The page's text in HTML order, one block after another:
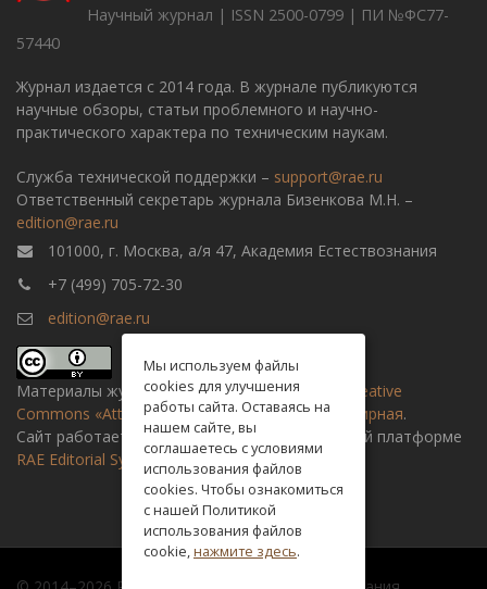
Научный журнал | ISSN 2500-0799 | ПИ №ФС77-
57440
Журнал издается с 2014 года. В журнале публикуются
научные обзоры, статьи проблемного и научно-
практического характера по техническим наукам.
Служба технической поддержки – support@rae.ru
Ответственный секретарь журнала Бизенкова М.Н. –
edition@rae.ru
101000, г. Москва, а/я 47, Академия Естествознания
+7 (499) 705-72-30
edition@rae.ru
Материалы журнала доступны полицензии Creative
Commons «Attribution» («Атрибуция») 4.0 Всемирная.
Сайт работает на универсальной издательской платформе
RAE Editorial System
Мы используем файлы
cookies для улучшения
работы сайта. Оставаясь на
нашем сайте, вы
соглашаетесь с условиями
использования файлов
cookies. Чтобы ознакомиться
с нашей Политикой
использования файлов
cookie,нажмите здесь.